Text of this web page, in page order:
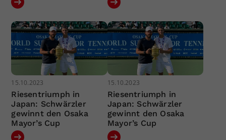
15.10.2023
Riesentriumph in
Japan: Schwärzler
gewinnt den Osaka
Mayor’s Cup
15.10.2023
Riesentriumph in
Japan: Schwärzler
gewinnt den Osaka
Mayor’s Cup